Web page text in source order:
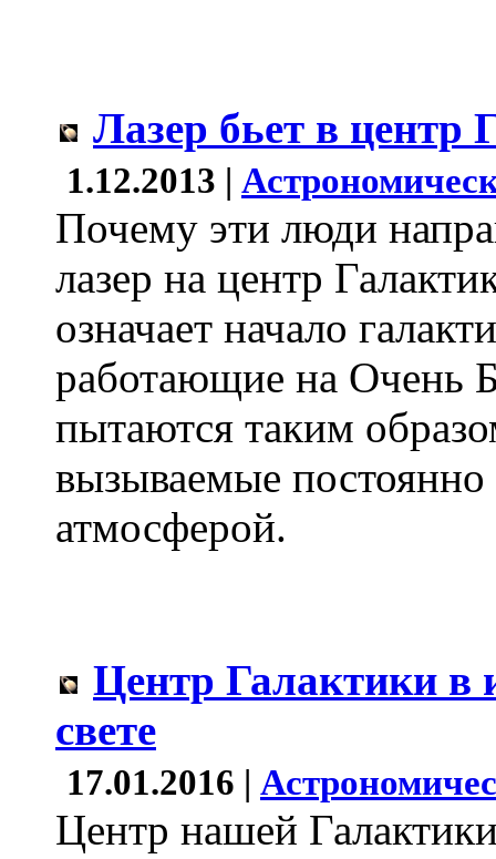
Лазер бьет в центр
1.12.2013 |
Почему эти люди
лазер на центр
означает начало
работающие на Очень
пытаются таким
вызываемые
атмосферой.
Центр Галактики в
свете
17.01.2016 |
Центр нашей